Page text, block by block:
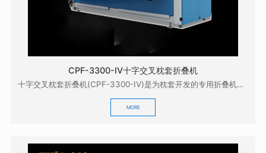
CPF-3300-IV十字交叉枕套折叠机
十字交叉枕套折叠机(CPF-3300-IV)是为枕套开发的专用折叠机，它配合本公司的GZD-33...
MORE